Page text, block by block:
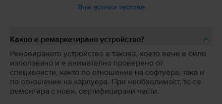
Виж всички тестове
Какво е ремаркетирано устройство?
Реновираното устройство е такова, което вече е било
използвано и е внимателно проверено от
специалисти, както по отношение на софтуера, така и
по отношение на хардуера. При необходимост, то се
ремонтира с нови, сертифицирани части.